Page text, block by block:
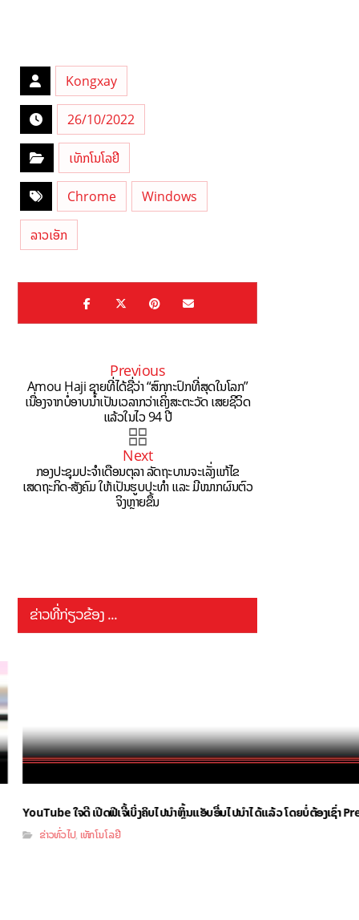
Kongxay
26/10/2022
ເທັກໂນໂລຢີ
Chrome Windows
ລາວເອັກ
Previous
Amou Haji ຊາຍທີ່ໄດ້ຊື່ວ່າ “ສົກກະປົກທີ່ສຸດໃນໂລກ”
ເນື່ອງຈາກບໍ່ອາບນ້ຳເປັນເວລາກວ່າເຄິ່ງສະຕະວັດ ເສຍຊີວິດ
ແລ້ວໃນໄວ 94 ປີ
Next
ກອງປະຊຸມປະຈຳເດືອນຕຸລາ ລັດຖະບານຈະເລັ່ງແກ້ໄຂ
ເສດຖະກິດ-ສັງຄົມ ໃຫ້ເປັນຮູບປະທຳ ແລະ ມີໝາກຜົນຕົວ
ຈິງຫຼາຍຂຶ້ນ
ຂ່າວທີ່ກ່ຽວຂ້ອງ ...
YouTube ໃຈດີ ເປີດຟີເຈີ້ເບິ່ງຄິບໄປນຳຫຼິ້ນແອັບອື່ນໄປນຳໄດ້ແລ້ວ ໂດຍບໍ່ຕ້ອງເຊົ່າ
ຂ່າວທົ່ວໄປ, ເທັກໂນໂລຢີ